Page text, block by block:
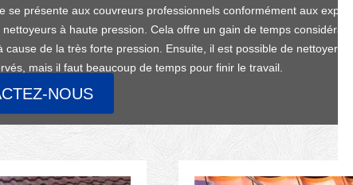
NOUS
se présente aux couvreurs professionnels conformément aux
à haute pression. Cela offre un gain de temps
de la très forte pression. Ensuite, il est possible de nettoyer
mais il faut beaucoup de temps pour finir le travail.